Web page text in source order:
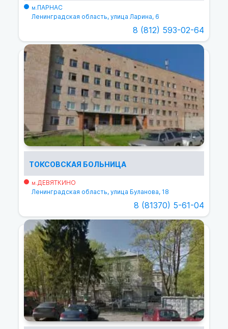
м.ПАРНАС
Ленинградская область, улица Ларина, 6
8 (812) 593-02-64
ТОКСОВСКАЯ БОЛЬНИЦА
м.ДЕВЯТКИНО
Ленинградская область, улица Буланова, 18
8 (81370) 5-61-04